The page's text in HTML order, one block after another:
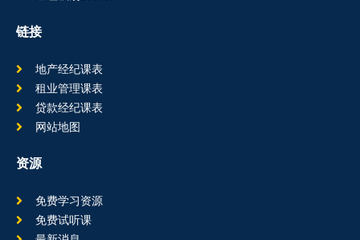
链接
地产经纪课表
租业管理课表
贷款经纪课表
网站地图
资源
免费学习资源
免费试听课